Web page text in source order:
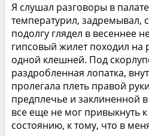
Я слушал разговоры в
температурил, задремывал,
подолгу глядел в весеннее
гипсовый жилет походил на
одной клешней. Под
раздробленная лопатка,
пролегала плеть правой
предплечье и заклиненной в
все еще не мог привыкнуть
состоянию, к тому, что в